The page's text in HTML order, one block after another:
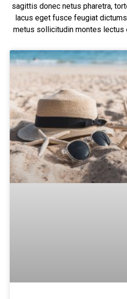
sagittis donec netus pharetra,
lacus eget fusce feugiat
metus sollicitudin montes lectus